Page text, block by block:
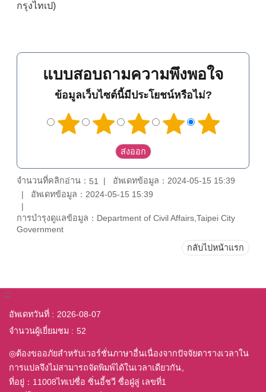
กรุงไทเป)
แบบสอบถามความพึงพอใจ
ข้อมูลเว็บไซต์นี้มีประโยชน์หรือไม่?
จำนวนที่คลิกอ่าน： 51
อัพเดทข้อมูล：2024-05-15 15:39
อัพเดทข้อมูล：2024-05-15 15:39
การบำรุงดูแลข้อมูล：Department of Civil Affairs,Taipei City
Government
กลับไปหน้าแรก
:::
อัพเดทวันที่
2026-08-07
จำนวนผู้เยี่ยมชม
52
◎ต้องขออภัยสำหรับเวอร์ชั่นภาษาอื่นเนื่องจากปัจจัยตารางเวลาใน
การแปลจึงไม่สามารถจัดพิมพ์ได้ในเวลาเดียวกัน。
ที่อยู่：11008ไทเปซื่อ ซิ่นอี้ชวี ซื่อฝู่ลู่ เลขที่1